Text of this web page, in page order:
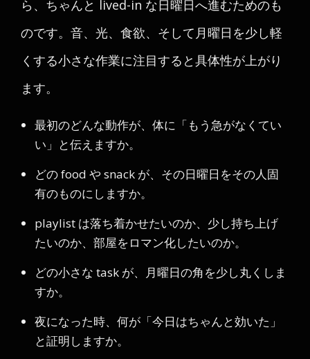
ら、ちゃんと lived-in な日曜日へ進むためのも
のです。音、光、食欲、そして月曜日を少し軽
くする小さな作業に注目すると具体性が上がり
ます。
最初のどんな動作が、体に「もう急がなくてい
い」と伝えますか。
どの food や snack が、その日曜日をその人固
有のものにしますか。
playlist は落ち着かせたいのか、少し持ち上げ
たいのか、部屋をロマン化したいのか。
どの小さな task が、月曜日の角を少し丸くしま
すか。
夜になった時、何が「今日はちゃんと効いた」
と証明しますか。